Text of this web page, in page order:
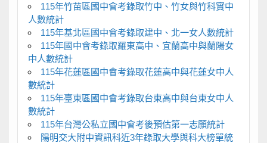
115年竹苗區國中會考錄取竹中、竹女與竹科實中
人數統計
115年基北區國中會考錄取建中、北一女人數統計
115年國中會考錄取羅東高中、宜蘭高中與蘭陽女
中人數統計
115年花蓮區國中會考錄取花蓮高中與花蓮女中人
數統計
115年臺東區國中會考錄取台東高中與台東女中人
數統計
115年台灣公私立國中會考後預估第一志願統計
陽明交大附中資訊科近3年錄取大學與科大榜單統